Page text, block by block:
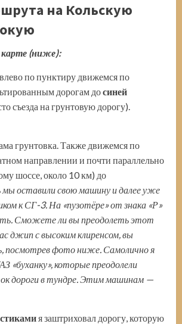
на Кольскую
карте (ниже):
по пунктиру движемся по
дорогам досиней
съезда на грунтовую дорогу).
грунтовка. Также движемся по
направлении и почти параллельно
шоссе, около 10 км) до
мы оставили свою машину и далее уже
к СГ-3. На «пузотёре» от знака «Р»
Сможете ли вы преодолеть этот
джип с высоким клиренсом, вы
,посмотрев фото ниже. Самолично я
«буханку», которые преодолели
дороги в тундре. Этим машинам —
я заштриховал дорогу, которую